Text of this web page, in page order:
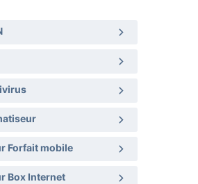
Forfait mobile
Box Internet